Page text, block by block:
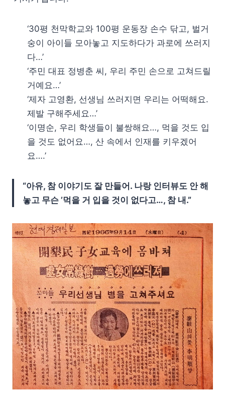
‘30평 천막학교와 100평 운동장 손수 닦고, 벌거
숭이 아이들 모아놓고 지도하다가 과로에 쓰러지
다…’
‘주민 대표 정병춘 씨, 우리 주민 손으로 고쳐드릴
거예요…’
‘제자 고영환, 선생님 쓰러지면 우리는 어떡해요.
제발 구해주세요…’
‘이명순, 우리 학생들이 불쌍해요…, 먹을 것도 입
을 것도 없어요…, 산 속에서 인재를 키우겠어
요….’
“아유, 참 이야기도 잘 만들어. 나랑 인터뷰도 안 해
놓고 무슨 ’먹을 거 입을 것이 없다고…, 참 내.”